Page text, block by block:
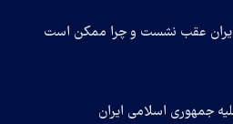
ایران عقب نشست و چرا ممکن است
جمهوری اسلامی ایران